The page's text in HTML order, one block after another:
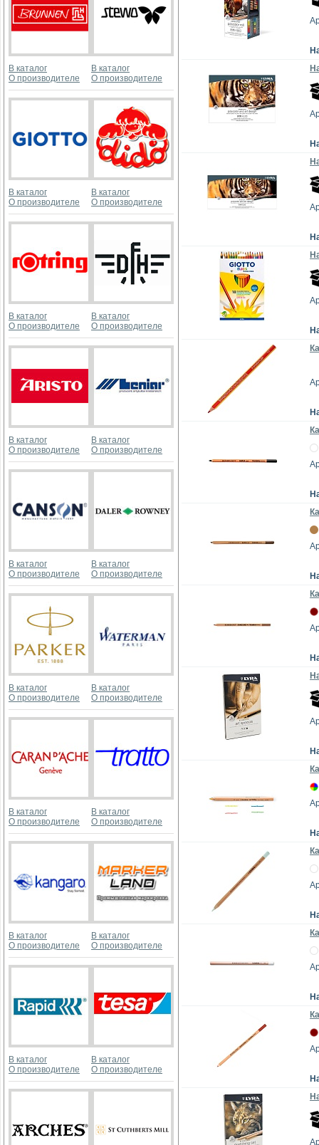
В каталог
О производителе
В каталог
О производителе
В каталог
О производителе
В каталог
О производителе
В каталог
О производителе
В каталог
О производителе
В каталог
О производителе
В каталог
О производителе
В каталог
О производителе
В каталог
О производителе
В каталог
О производителе
В каталог
О производителе
В каталог
О производителе
В каталог
О производителе
В каталог
О производителе
В каталог
О производителе
В каталог
О производителе
В каталог
О производителе